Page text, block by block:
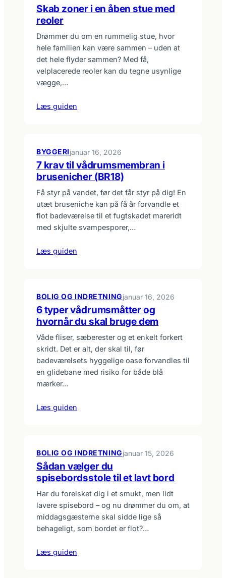
Skab zoner i en åben stue med
reoler
Drømmer du om en rummelig stue, hvor
hele familien kan være sammen – uden at
det hele flyder sammen? Med få,
velplacerede reoler kan du tegne usynlige
vægge,…
Læs guiden
BYGGERIjanuar 16, 2026
7 krav til vådrumsmembran i
brusenicher (BR18)
Få styr på vandet, før det får styr på dig! En
utæt bruseniche kan på få år forvandle et
flot badeværelse til et fugtskadet mareridt
med skjulte svampesporer,…
Læs guiden
BOLIG OG INDRETNINGjanuar 16, 2026
6 typer vådrumsmåtter og
hvornår du skal bruge dem
Våde fliser, sæberester og et enkelt forkert
skridt. Det er alt, der skal til, før
badeværelsets hyggelige oase forvandles til
en glidebane med risiko for både blå
mærker…
Læs guiden
BOLIG OG INDRETNINGjanuar 15, 2026
Sådan vælger du
spisebordsstole til et lavt bord
Har du forelsket dig i et smukt, men lidt
lavere spisebord – og nu drømmer du om, at
middags­gæsterne skal sidde lige så
behageligt, som bordet er flot?…
Læs guiden